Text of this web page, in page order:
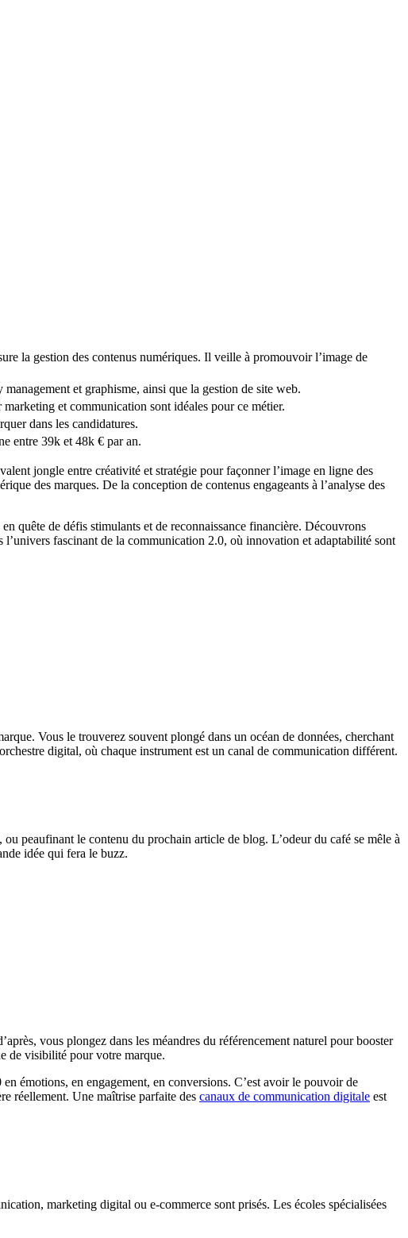
la gestion des contenus numériques. Il veille à promouvoir l’image de
et graphisme, ainsi que la gestion de site web.
et communication sont idéales pour ce métier.
dans les candidatures.
entre 39k et 48k € par an.
jongle entre créativité et stratégie pour façonner l’image en ligne des
des marques. De la conception de contenus engageants à l’analyse des
quête de défis stimulants et de reconnaissance financière. Découvrons
fascinant de la communication 2.0, où innovation et adaptabilité sont
Vous le trouverez souvent plongé dans un océan de données, cherchant
digital, où chaque instrument est un canal de communication différent.
peaufinant le contenu du prochain article de blog. L’odeur du café se mêle à
idée qui fera le buzz.
vous plongez dans les méandres du référencement naturel pour booster
de visibilité pour votre marque.
en émotions, en engagement, en conversions. C’est avoir le pouvoir de
réellement. Une maîtrise parfaite des canaux de communication digitale est
marketing digital ou e-commerce sont prisés. Les écoles spécialisées